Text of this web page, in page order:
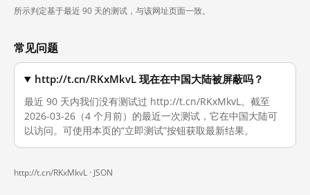
所示判定基于最近 90 天的测试，与该网址页面一致。
常见问题
http://t.cn/RKxMkvL 现在在中国大陆被屏蔽吗？
最近 90 天内我们没有测试过 http://t.cn/RKxMkvL。截至
2026-03-26（4 个月前）的最近一次测试，它在中国大陆可
以访问。可使用本页的“立即测试”按钮获取最新结果。
http://t.cn/RKxMkvL · JSON